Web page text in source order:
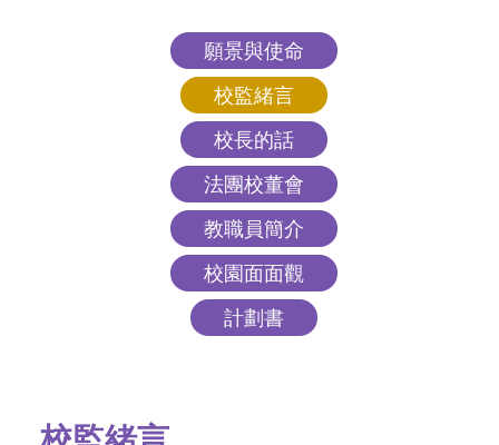
願景與使命
校監緒言
校長的話
法團校董會
教職員簡介
校園面面觀
計劃書